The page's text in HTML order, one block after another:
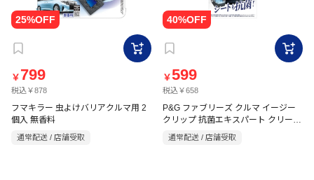
￥ 799
税込￥878
フマキラー 虫よけバリアクルマ用 2
個入 無香料
通常配送 / 店舗受取
￥599
税込￥658
P&G ファブリーズ クルマ イージー
クリップ 抗菌エキスパート クリー
ン・ブルー・シャボン 2.5mL×2個
通常配送 / 店舗受取